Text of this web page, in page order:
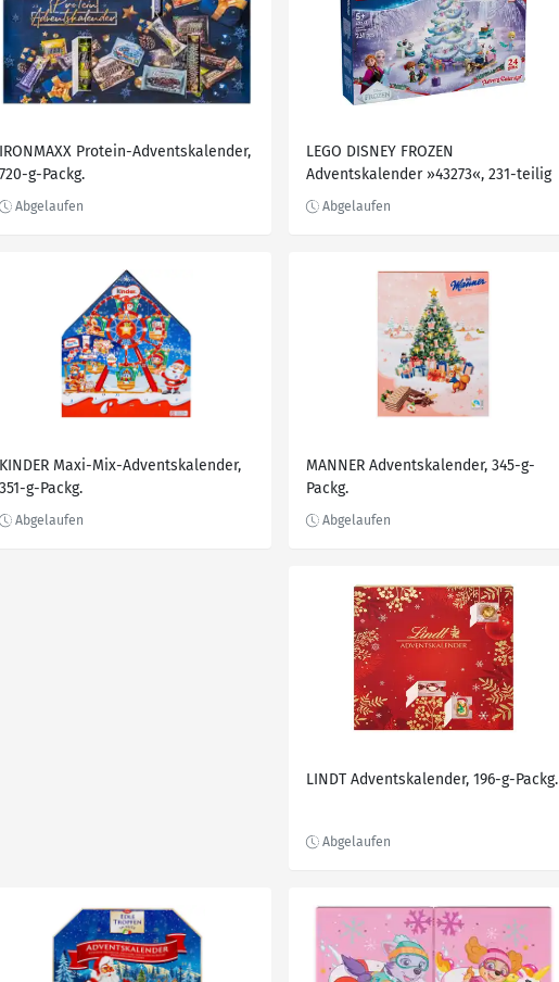
IRONMAXX Protein-Adventskalender,
720-g-Packg.
LEGO DISNEY FROZEN
Adventskalender »43273«, 231-teilig
KINDER Maxi-Mix-Adventskalender,
351-g-Packg.
MANNER Adventskalender, 345-g-
Packg.
LINDT Adventskalender, 196-g-Packg.